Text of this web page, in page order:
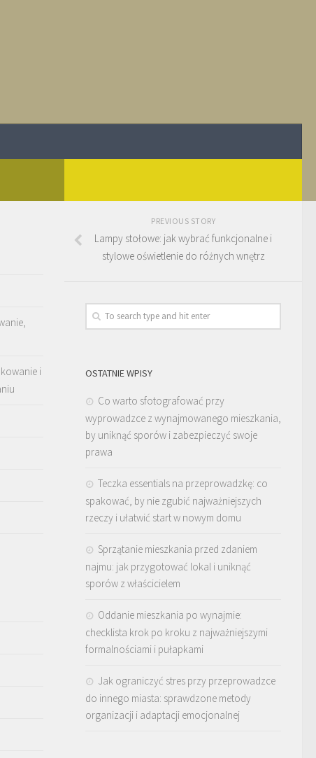
PREVIOUS STORY
Lampy stołowe: jak wybrać funkcjonalne i
stylowe oświetlenie do różnych wnętrz
OSTATNIE WPISY
Co warto sfotografować przy
wyprowadzce z wynajmowanego mieszkania,
by uniknąć sporów i zabezpieczyć swoje
prawa
Teczka essentials na przeprowadzkę: co
spakować, by nie zgubić najważniejszych
rzeczy i ułatwić start w nowym domu
Sprzątanie mieszkania przed zdaniem
najmu: jak przygotować lokal i uniknąć
sporów z właścicielem
Oddanie mieszkania po wynajmie:
checklista krok po kroku z najważniejszymi
formalnościami i pułapkami
Jak ograniczyć stres przy przeprowadzce
do innego miasta: sprawdzone metody
organizacji i adaptacji emocjonalnej
i